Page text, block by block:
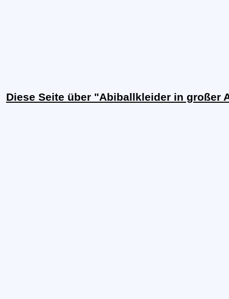
Diese Seite über "Abiballkleider in großer